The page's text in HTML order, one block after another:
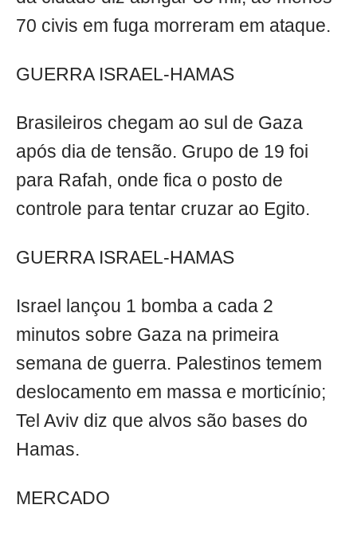
70 civis em fuga morreram em ataque.
GUERRA ISRAEL-HAMAS
Brasileiros chegam ao sul de Gaza
após dia de tensão. Grupo de 19 foi
para Rafah, onde fica o posto de
controle para tentar cruzar ao Egito.
GUERRA ISRAEL-HAMAS
Israel lançou 1 bomba a cada 2
minutos sobre Gaza na primeira
semana de guerra. Palestinos temem
deslocamento em massa e morticínio;
Tel Aviv diz que alvos são bases do
Hamas.
MERCADO